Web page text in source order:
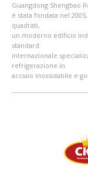
Guangdong Shengbao
è stata fondata nel
quadrati,
un moderno edificio
standard
internazionale
refrigerazione in
acciaio inossidabile e